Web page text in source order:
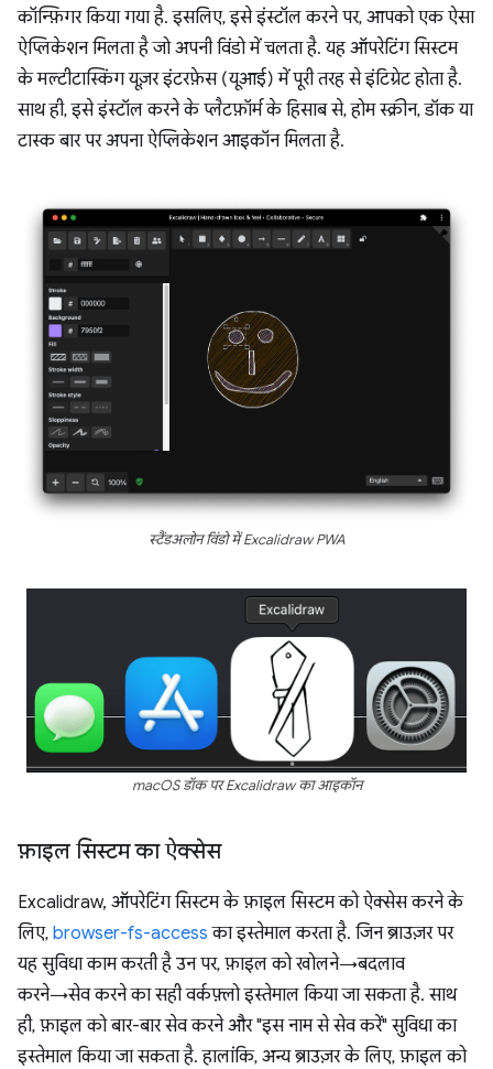
कॉन्फ़िगर किया गया है. इसलिए, इसे इंस्टॉल करने पर, आपको एक ऐसा
ऐप्लिकेशन मिलता है जो अपनी विंडो में चलता है. यह ऑपरेटिंग सिस्टम
के मल्टीटास्किंग यूज़र इंटरफ़ेस (यूआई) में पूरी तरह से इंटिग्रेट होता है.
साथ ही, इसे इंस्टॉल करने के प्लैटफ़ॉर्म के हिसाब से, होम स्क्रीन, डॉक या
टास्क बार पर अपना ऐप्लिकेशन आइकॉन मिलता है.
स्टैंडअलोन विंडो में Excalidraw PWA
macOS डॉक पर Excalidraw का आइकॉन
फ़ाइल सिस्टम का ऐक्सेस
Excalidraw, ऑपरेटिंग सिस्टम के फ़ाइल सिस्टम को ऐक्सेस करने के
लिए, browser-fs-access का इस्तेमाल करता है. जिन ब्राउज़र पर
यह सुविधा काम करती है उन पर, फ़ाइल को खोलने→बदलाव
करने→सेव करने का सही वर्कफ़्लो इस्तेमाल किया जा सकता है. साथ
ही, फ़ाइल को बार-बार सेव करने और "इस नाम से सेव करें" सुविधा का
इस्तेमाल किया जा सकता है. हालांकि, अन्य ब्राउज़र के लिए, फ़ाइल को